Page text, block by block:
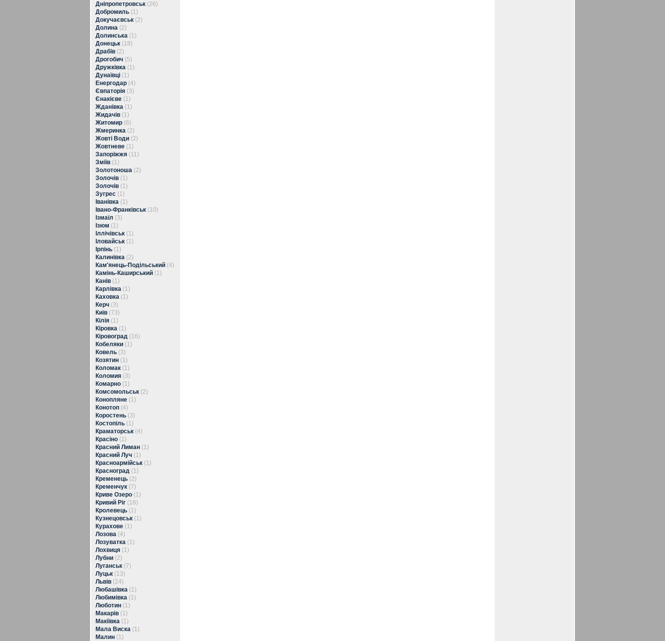
Дніпропетровськ (26)
Добромиль (1)
Докучаєвськ (2)
Долина (2)
Долинська (1)
Донецьк (18)
Драбів (2)
Дрогобич (5)
Дружківка (1)
Дунаївці (1)
Енергодар (4)
Євпаторія (3)
Єнакієве (1)
Жданівка (1)
Жидачів (1)
Житомир (6)
Жмеринка (2)
Жовті Води (2)
Жовтневе (1)
Запоріжжя (11)
Зміїв (1)
Золотоноша (2)
Золочів (1)
Золочів (1)
Зугрес (1)
Іванівка (1)
Івано-Франківськ (10)
Ізмаїл (3)
Ізюм (1)
Іллічівськ (1)
Іловайськ (1)
Ірпінь (1)
Калинівка (2)
Кам'янець-Подільський (4)
Камінь-Каширський (1)
Канів (1)
Карлівка (1)
Каховка (1)
Керч (3)
Київ (73)
Кілія (1)
Кіровка (1)
Кіровоград (16)
Кобеляки (1)
Ковель (3)
Козятин (1)
Коломак (1)
Коломия (3)
Комарно (1)
Комсомольськ (2)
Конопляне (1)
Конотоп (4)
Коростень (3)
Костопіль (1)
Краматорськ (4)
Красіно (1)
Красний Лиман (1)
Красний Луч (1)
Красноармійськ (1)
Красноград (1)
Кременець (2)
Кременчук (7)
Криве Озеро (1)
Кривий Ріг (18)
Кролевець (1)
Кузнецовськ (1)
Курахове (1)
Лозова (4)
Лозуватка (1)
Лохвиця (1)
Лубни (2)
Луганськ (7)
Луцьк (13)
Львів (24)
Любашівка (1)
Любимівка (1)
Люботин (1)
Макарів (1)
Макіївка (1)
Мала Виска (1)
Малин (1)